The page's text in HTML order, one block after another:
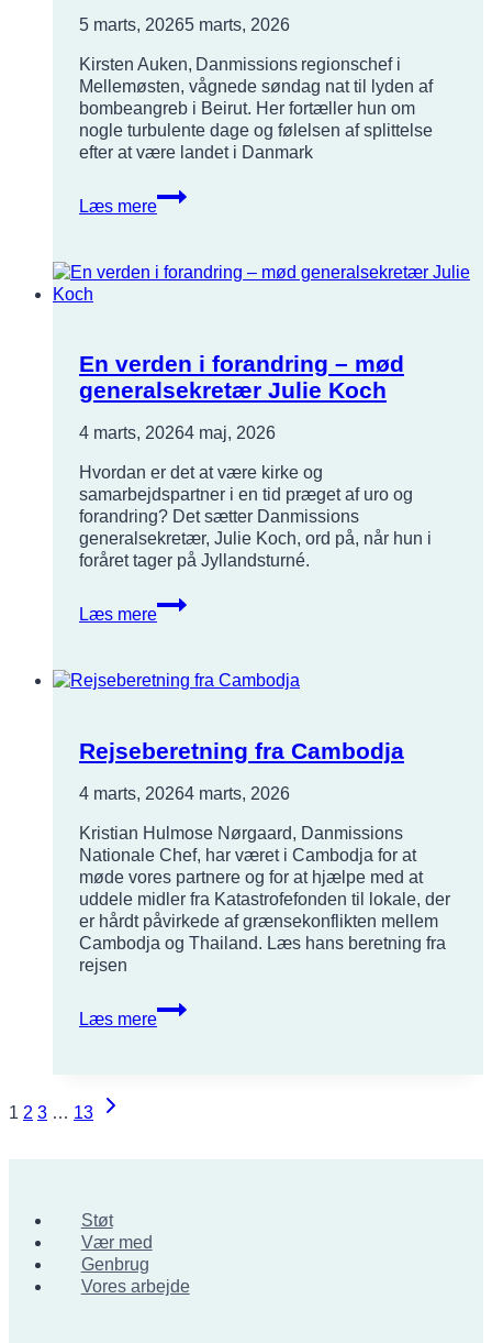
5 marts, 20265 marts, 2026
Kirsten Auken, Danmissions regionschef i
Mellemøsten, vågnede søndag nat til lyden af
bombeangreb i Beirut. Her fortæller hun om
nogle turbulente dage og følelsen af splittelse
efter at være landet i Danmark
Læs mere
Hilsen
fra
En verden i forandring – mød
generalsekretær Julie Koch
4 marts, 20264 maj, 2026
Hvordan er det at være kirke og
samarbejdspartner i en tid præget af uro og
forandring? Det sætter Danmissions
generalsekretær, Julie Koch, ord på, når hun i
foråret tager på Jyllandsturné.
Læs mere
En
verden
–
Julie
Rejseberetning fra Cambodja
4 marts, 20264 marts, 2026
Kristian Hulmose Nørgaard, Danmissions
Nationale Chef, har været i Cambodja for at
møde vores partnere og for at hjælpe med at
uddele midler fra Katastrofefonden til lokale, der
er hårdt påvirkede af grænsekonflikten mellem
Cambodja og Thailand. Læs hans beretning fra
rejsen
Læs mere
Rejseberetning
fra
Side
1 2 3 … 13
Næste
Støt
Vær med
Genbrug
Vores arbejde